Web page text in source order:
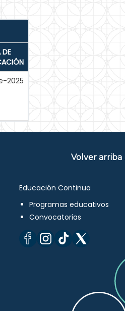
DE
2025
Volver arriba
Educación Continua
Programas educativos
Convocatorias